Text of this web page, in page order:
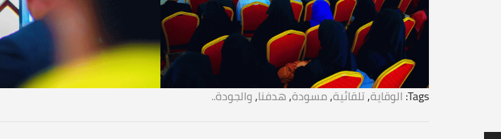
Tags: الوقاية,تلقائية,مسودة,هدفنا,والجودة..